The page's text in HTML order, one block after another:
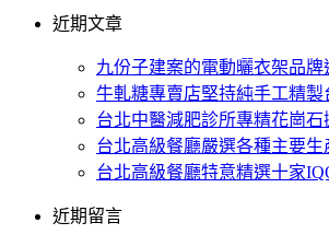
近期文章
九份子建案的電動曬衣架品牌
牛軋糖專賣店堅持純手工精
台北中醫減肥診所專精花崗石
台北高級餐廳嚴選各種主要
台北高級餐廳特意精選十家
近期留言